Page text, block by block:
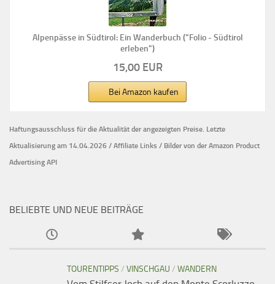
Alpenpässe in Südtirol: Ein Wanderbuch ("Folio - Südtirol
erleben")
15,00 EUR
Bei Amazon kaufen
Haftungsausschluss für die Aktualität der angezeigten Preise. Letzte
Aktualisierung am 14.04.2026 / Affiliate Links / Bilder von der Amazon Product
Advertising API
BELIEBTE UND NEUE BEITRÄGE
TOURENTIPPS / VINSCHGAU / WANDERN